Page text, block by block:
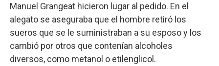
Manuel Grangeat hicieron lugar al pedido. En el
alegato se aseguraba que el hombre retiró los
sueros que se le suministraban a su esposo y los
cambió por otros que contenían alcoholes
diversos, como metanol o etilenglicol.